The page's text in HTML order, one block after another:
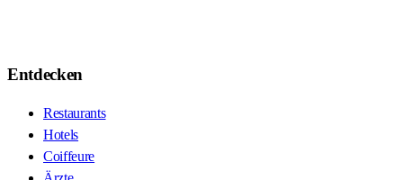
Entdecken
Restaurants
Hotels
Coiffeure